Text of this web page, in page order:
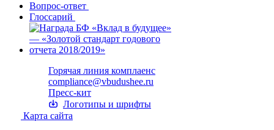
Вопрос-ответ
Глоссарий
Горячая линия комплаенс
compliance@vbudushee.ru
Пресс-кит
Логотипы и шрифты
Карта сайта